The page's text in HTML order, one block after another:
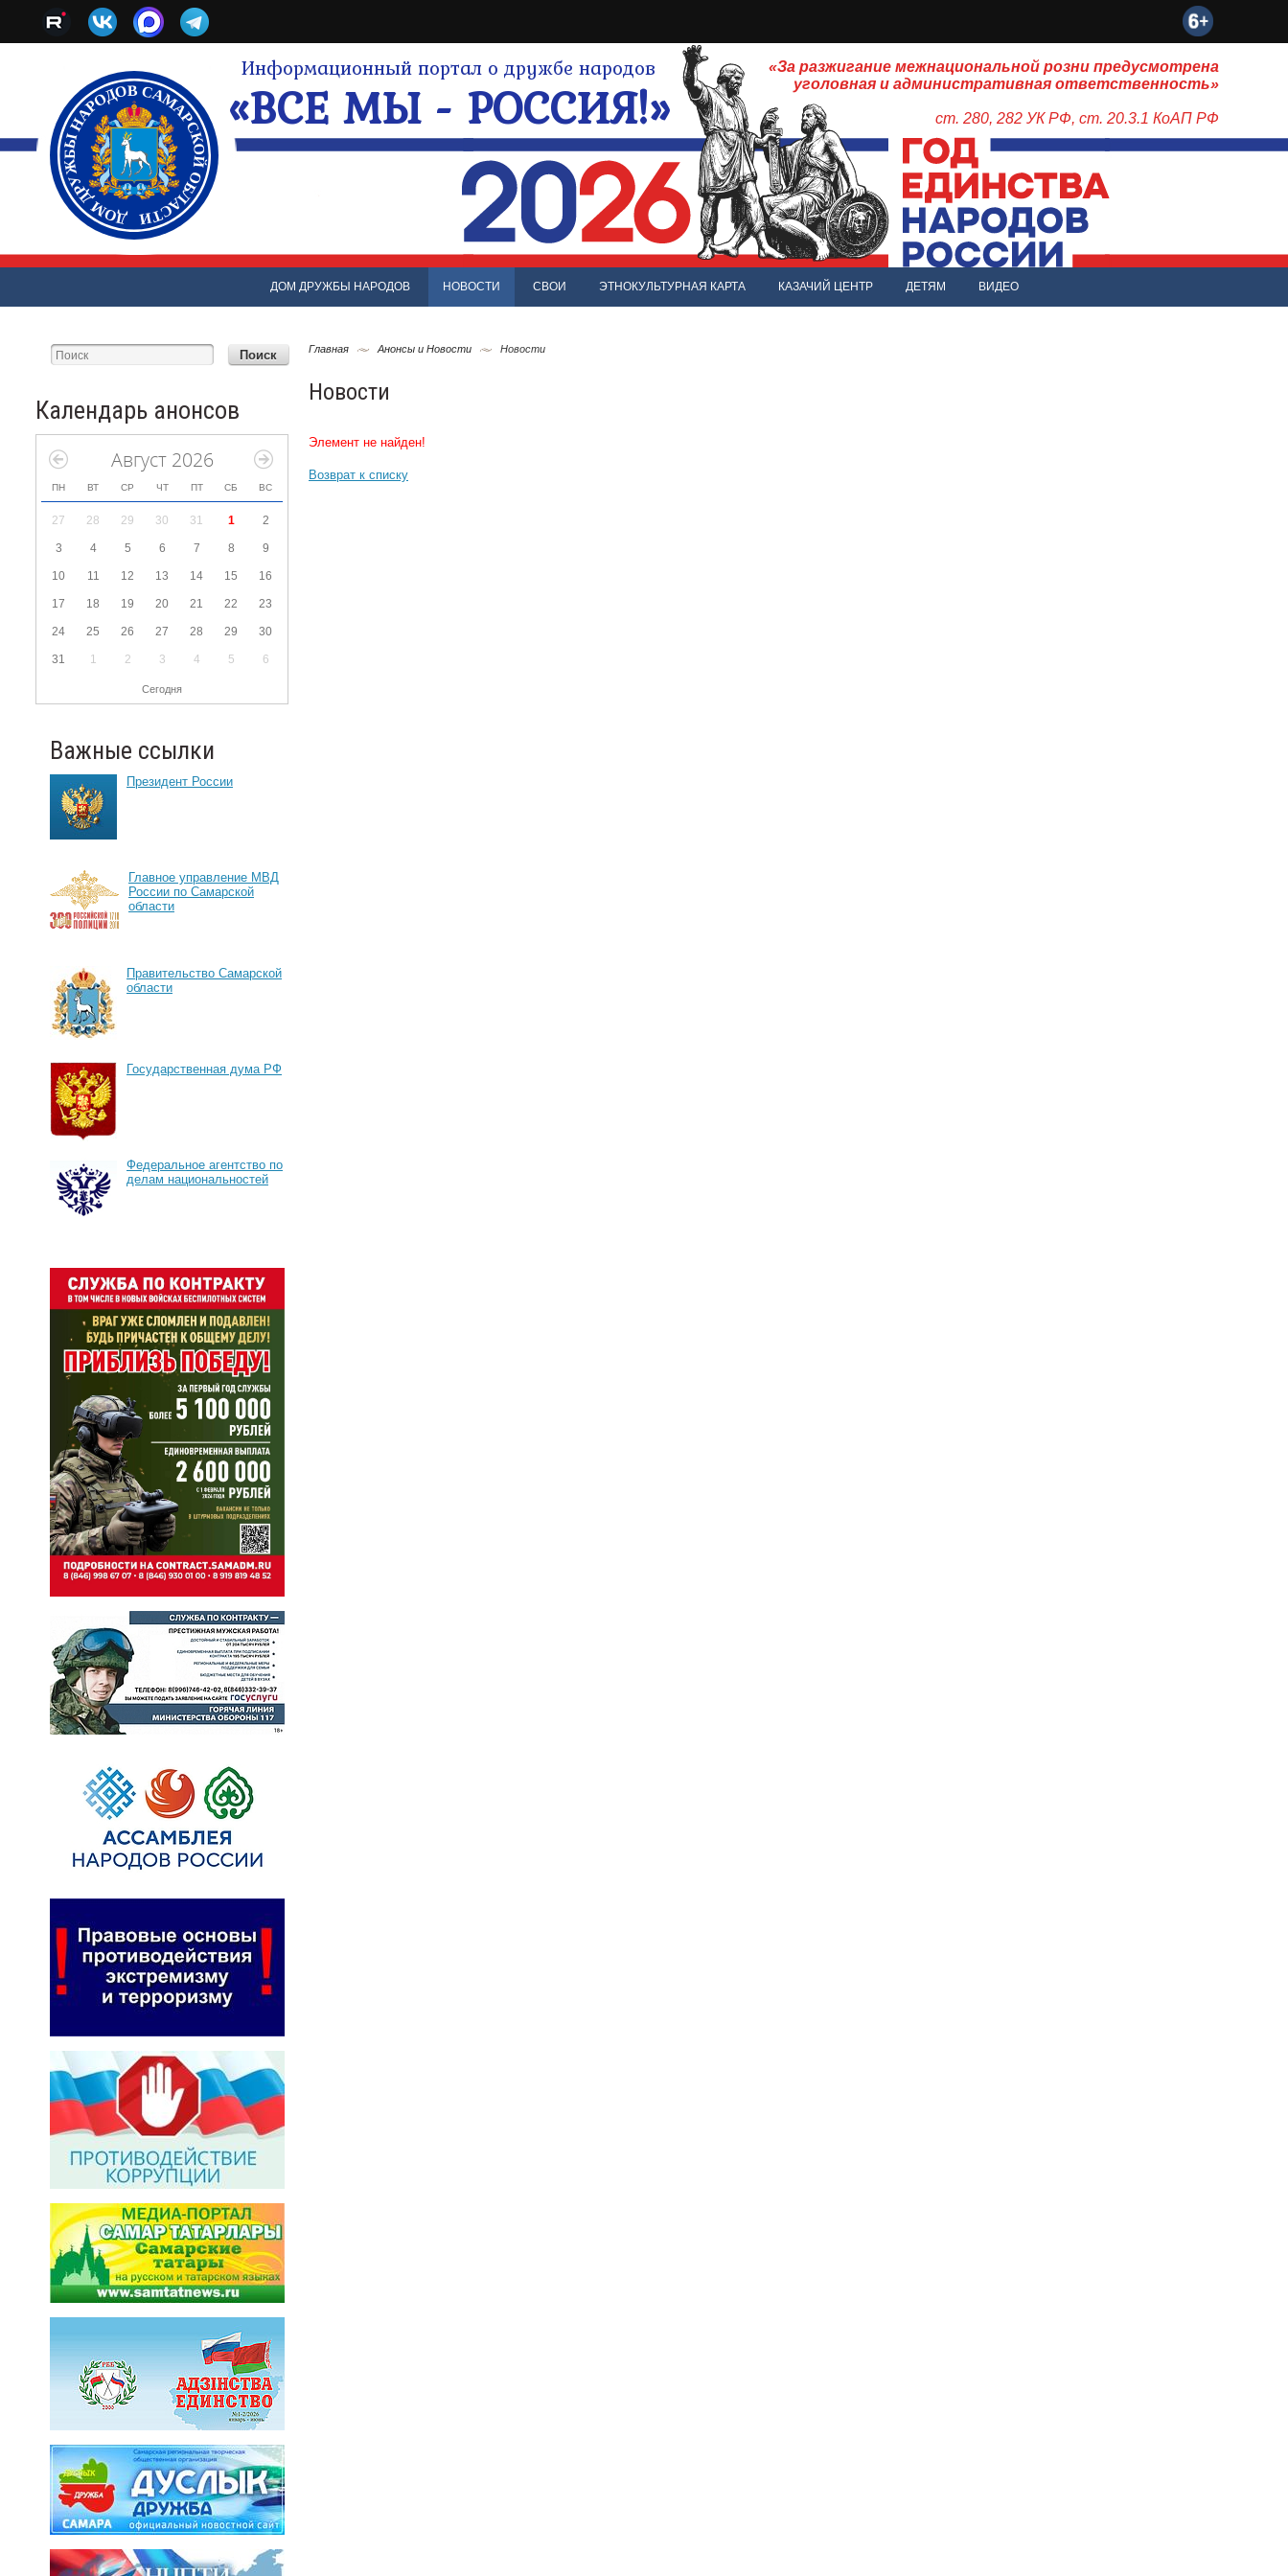
Информационный портал о дружбе народов
«ВСЕ МЫ - РОССИЯ!»
«За разжигание межнациональной розни предусмотрена
уголовная и административная ответственность»
ст. 280, 282 УК РФ, ст. 20.3.1 КоАП РФ
ДОМ ДРУЖБЫ НАРОДОВ НОВОСТИ СВОИ ЭТНОКУЛЬТУРНАЯ КАРТА КАЗАЧИЙ ЦЕНТР ДЕТЯМ ВИДЕО
Календарь анонсов
Август 2026
ПН ВТ СР ЧТ ПТ СБ ВС
27 28 29 30 31 1 2
3 4 5 6 7 8 9
10 11 12 13 14 15 16
17 18 19 20 21 22 23
24 25 26 27 28 29 30
31 1 2 3 4 5 6
Сегодня
Важные ссылки
Президент России
Главное управление МВД
России по Самарской
области
Правительство Самарской
области
Государственная дума РФ
Федеральное агентство по
делам национальностей
Главная Анонсы и Новости Новости
Новости
Элемент не найден!
Возврат к списку